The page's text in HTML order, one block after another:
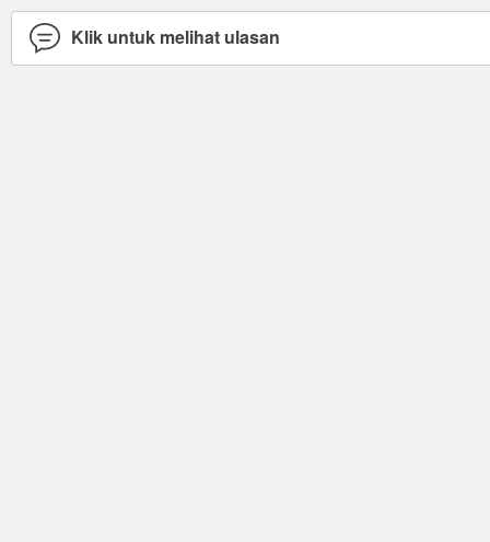
Klik untuk melihat ulasan